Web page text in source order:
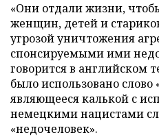
«Они отдали жизни,
женщин, детей и
угрозой уничтожения
спонсируемыми ими
говорится в английском
было использовано слово
являющееся калькой с
немецкими нацистами
«недочеловек».